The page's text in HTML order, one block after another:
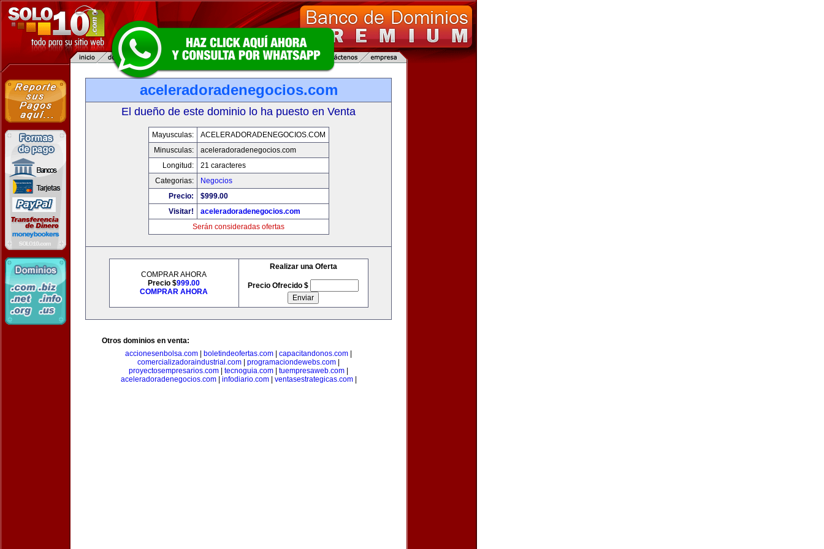
aceleradoradenegocios.com
El dueño de este dominio lo ha puesto en Venta
Mayusculas:
ACELERADORADENEGOCIOS.COM
Minusculas:
aceleradoradenegocios.com
Longitud:
21 caracteres
Categorias:
Negocios
Precio:
$999.00
Visitar!
aceleradoradenegocios.com
Serán consideradas ofertas
COMPRAR AHORA
Precio $999.00
COMPRAR AHORA
Realizar una Oferta
Precio Ofrecido $
Otros dominios en venta:
accionesenbolsa.com
boletindeofertas.com capacitandonos.com
comercializadoraindustrial.com
programaciondewebs.com
proyectosempresarios.com
tecnoguia.com tuempresaweb.com
aceleradoradenegocios.com| infodiario.com| ventasestrategicas.com|